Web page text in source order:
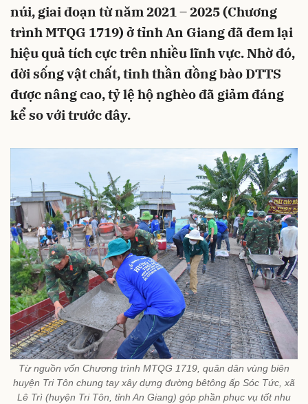
núi, giai đoạn từ năm 2021 – 2025 (Chương
trình MTQG 1719) ở tỉnh An Giang đã đem lại
hiệu quả tích cực trên nhiều lĩnh vực. Nhờ đó,
đời sống vật chất, tinh thần đồng bào DTTS
được nâng cao, tỷ lệ hộ nghèo đã giảm đáng
kể so với trước đây.
Từ nguồn vốn Chương trình MTQG 1719, quân dân vùng biên
huyện Tri Tôn chung tay xây dựng đường bêtông ấp Sóc Tức, xã
Lê Trì (huyện Tri Tôn, tỉnh An Giang) góp phần phục vụ tốt nhu